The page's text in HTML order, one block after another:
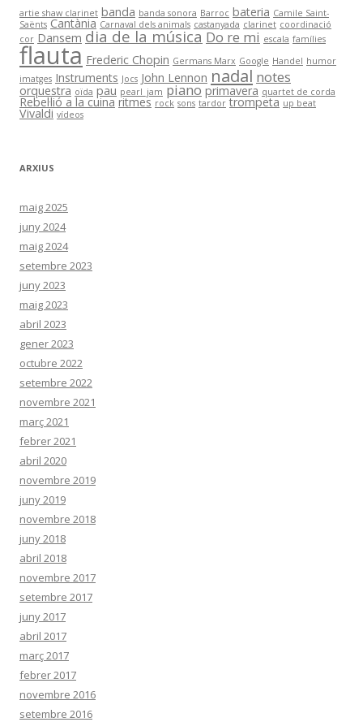
artie shaw clarinet banda banda sonora Barroc bateria Camile Saint-
Saënts Cantània Carnaval dels animals castanyada clarinet coordinació
cor Dansem dia de la música Do re mi escala famílies
flauta Frederic Chopin Germans Marx Google Handel humor
imatges Instruments Jocs John Lennon nadal notes
orquestra oïda pau pearl_jam piano primavera quartet de corda
Rebel·lió a la cuina ritmes rock sons tardor trompeta up beat
Vivaldi vídeos
ARXIUS
maig 2025
juny 2024
maig 2024
setembre 2023
juny 2023
maig 2023
abril 2023
gener 2023
octubre 2022
setembre 2022
novembre 2021
març 2021
febrer 2021
abril 2020
novembre 2019
juny 2019
novembre 2018
juny 2018
abril 2018
novembre 2017
setembre 2017
juny 2017
abril 2017
març 2017
febrer 2017
novembre 2016
setembre 2016